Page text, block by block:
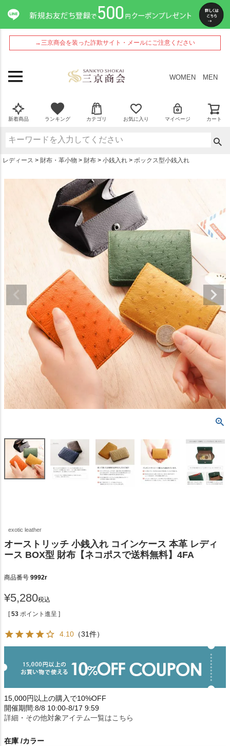
→三京商会を装った詐欺サイト・メールにご注意ください
WOMEN MEN
新着商品 ランキング カテゴリ お気に入り マイページ カート
レディース 財布・革小物 財布 小銭入れ ボックス型小銭入れ
exotic leather
オーストリッチ 小銭入れ コインケース 本革 レディ
ース BOX型 財布【ネコポスで送料無料】4FA
商品番号 9992r
¥5,280税込
[ 53 ポイント進呈 ]
4.10 （31件）
15,000円以上の購入で10%OFF
開催期間:8/8 10:00-8/17 9:59
詳細・その他対象アイテム一覧はこちら
在庫 カラー
ペー
ジト
ップ
へ